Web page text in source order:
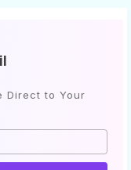
Direct to Your